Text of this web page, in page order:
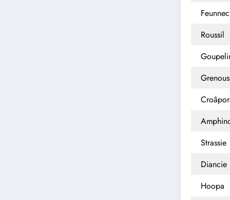
Feunnec
Roussil
Strassie
Diancie
Hoopa